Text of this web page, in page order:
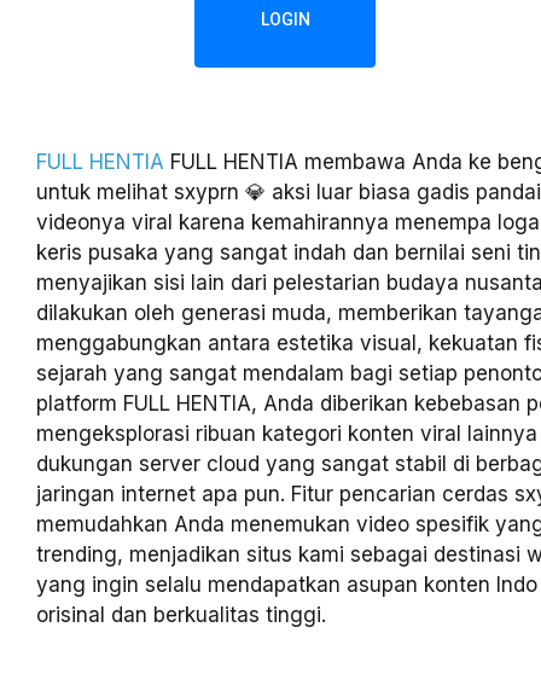
LOGIN
FULL HENTIA FULL HENTIA membawa Anda ke
untuk melihat sxyprn 💎 aksi luar biasa gadis
videonya viral karena kemahirannya menempa
keris pusaka yang sangat indah dan bernilai seni
menyajikan sisi lain dari pelestarian budaya
dilakukan oleh generasi muda, memberikan
menggabungkan antara estetika visual, kekuatan
sejarah yang sangat mendalam bagi setiap
platform FULL HENTIA, Anda diberikan kebebasan
mengeksplorasi ribuan kategori konten viral
dukungan server cloud yang sangat stabil di
jaringan internet apa pun. Fitur pencarian cerdas
memudahkan Anda menemukan video spesifik
trending, menjadikan situs kami sebagai destinasi
yang ingin selalu mendapatkan asupan konten
orisinal dan berkualitas tinggi.